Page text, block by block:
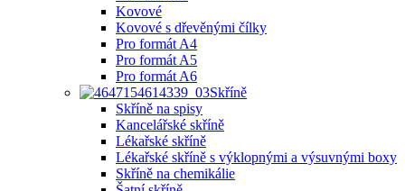
Kovové
Kovové s dřevěnými čílky
Pro formát A4
Pro formát A5
Pro formát A6
Skříně
Skříně na spisy
Kancelářské skříně
Lékařské skříně
Lékařské skříně s výklopnými a výsuvnými boxy
Skříně na chemikálie